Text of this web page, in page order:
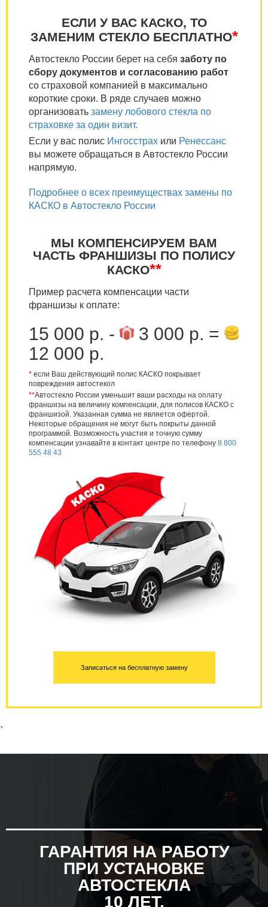
ЕСЛИ У ВАС КАСКО, ТО
ЗАМЕНИМ СТЕКЛО БЕСПЛАТНО*
Автостекло России берет на себя заботу по
сбору документов и согласованию работ
со страховой компанией в максимально
короткие сроки. В ряде случаев можно
организовать замену лобового стекла по
страховке за один визит.
Если у вас полис Ингосстрах или Ренессанс
вы можете обращаться в Автостекло России
напрямую.
Подробнее о всех преимуществах замены по
КАСКО в Автостекло России
МЫ КОМПЕНСИРУЕМ ВАМ
ЧАСТЬ ФРАНШИЗЫ ПО ПОЛИСУ
КАСКО**
Пример расчета компенсации части
франшизы к оплате:
15 000 р. -
3 000 р. =
12 000 р.
* если Ваш действующий полис КАСКО покрывает
повреждения автостекол
**Автостекло России уменьшит ваши расходы на оплату
франшизы на величину компенсации, для полисов КАСКО с
франшизой. Указанная сумма не является офертой.
Некоторые обращения не могут быть покрыты данной
программой. Возможность участия и точную сумму
компенсации узнавайте в контакт центре по телефону 8 800
555 48 43
Записаться на бесплатную замену
`
ГАРАНТИЯ НА РАБОТУ
ПРИ УСТАНОВКЕ
АВТОСТЕКЛА
10 ЛЕТ.